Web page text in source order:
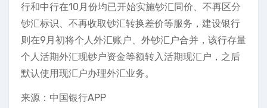
行和中行在10月份均已开始实施钞汇同价、不再区分
钞汇标识、不再收取钞汇转换差价等服务，建设银行
则在9月初将个人外汇账户、外钞汇户合并，该行存量
个人活期外汇现钞户资金等额转入活期现汇户，之后
默认使用现汇户办理外汇业务。
来源：中国银行APP